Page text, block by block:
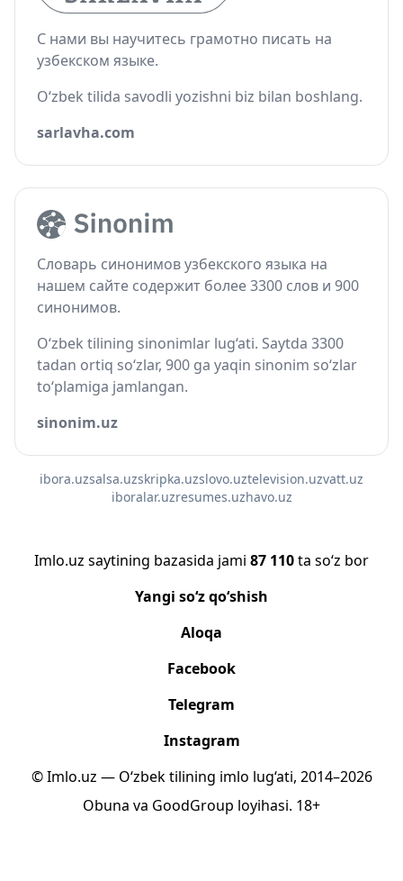
С нами вы научитесь грамотно писать на
узбекском языке.
O‘zbek tilida savodli yozishni biz bilan boshlang.
sarlavha.com
Словарь синонимов узбекского языка на
нашем сайте содержит более 3300 слов и 900
синонимов.
O‘zbek tilining sinonimlar lug‘ati. Saytda 3300
tadan ortiq so‘zlar, 900 ga yaqin sinonim so‘zlar
to‘plamiga jamlangan.
sinonim.uz
ibora.uzsalsa.uzskripka.uzslovo.uztelevision.uzvatt.uz
iboralar.uzresumes.uzhavo.uz
Imlo.uz saytining bazasida jami 87 110ta so‘z bor
Yangi so‘z qo‘shish
Aloqa
Facebook
Telegram
Instagram
© Imlo.uz — O‘zbek tilining imlo lug‘ati, 2014–2026
Obuna va GoodGroup loyihasi. 18+